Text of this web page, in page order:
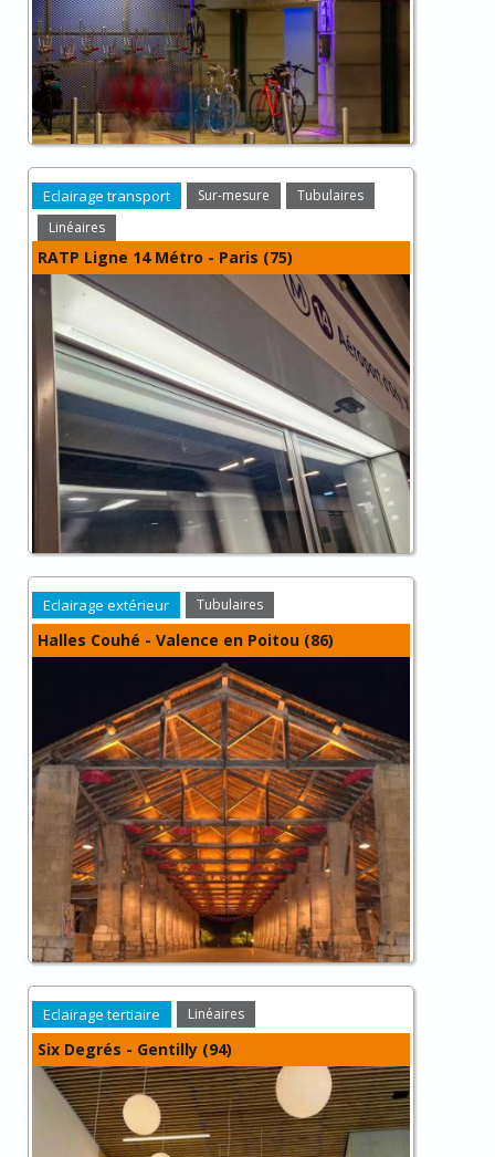
Eclairage transport Sur-mesure
Tubulaires
Linéaires
RATP Ligne 14 Métro - Paris (75)
Eclairage extérieur Tubulaires
Halles Couhé - Valence en Poitou (86)
Eclairage tertiaire Linéaires
Six Degrés - Gentilly (94)